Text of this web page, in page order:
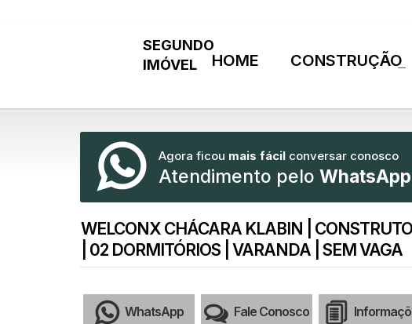
CONSTRUÇÃO
HOME
Agora ficou mais fácil conversar conosco
Atendimento pelo WhatsApp
WELCONX CHÁCARA KLABIN |
| 02 DORMITÓRIOS | VARANDA | SEM VAGA
WhatsApp Fale Conosco